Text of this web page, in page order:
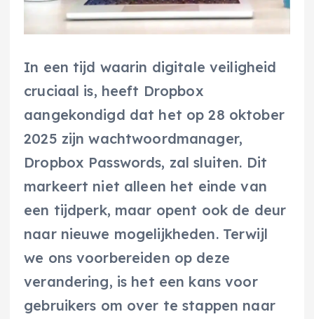
In een tijd waarin digitale veiligheid
cruciaal is, heeft Dropbox
aangekondigd dat het op 28 oktober
2025 zijn wachtwoordmanager,
Dropbox Passwords, zal sluiten. Dit
markeert niet alleen het einde van
een tijdperk, maar opent ook de deur
naar nieuwe mogelijkheden. Terwijl
we ons voorbereiden op deze
verandering, is het een kans voor
gebruikers om over te stappen naar